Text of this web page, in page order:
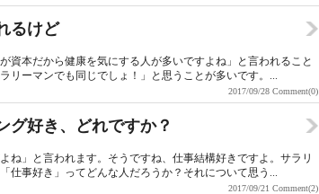
るけど
資本だから健康を気にする人が多いですよね」と言われること
リーマンでも同じでしょ！」と思うことが多いです。...
2017/09/28 Comment(0)
グ好き、どれですか？
ね」と言われます。そうですね、仕事結構好きですよ。サラリ
仕事好き」ってどんな人だろうか？それについて思う...
2017/09/21 Comment(2)